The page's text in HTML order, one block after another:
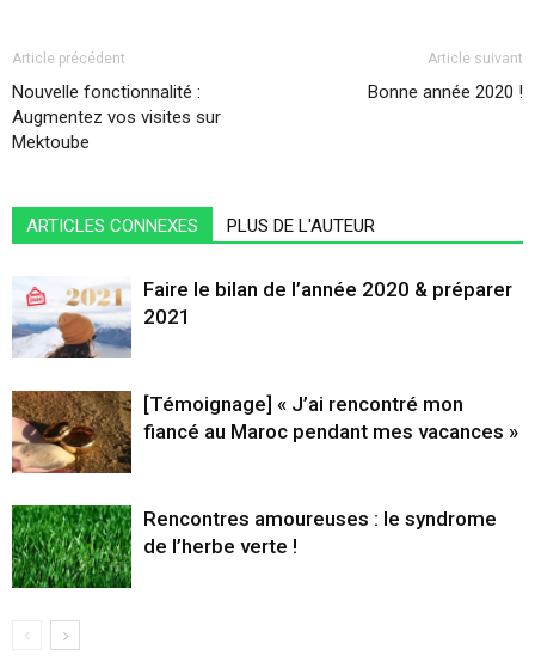
Article précédent
Nouvelle fonctionnalité :
Augmentez vos visites sur
Mektoube
Article suivant
Bonne année 2020 !
ARTICLES CONNEXES PLUS DE L'AUTEUR
Faire le bilan de l’année 2020 & préparer
2021
[Témoignage] « J’ai rencontré mon
fiancé au Maroc pendant mes vacances »
Rencontres amoureuses : le syndrome
de l’herbe verte !